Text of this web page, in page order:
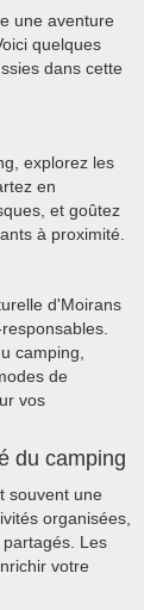
une aventure
quelques
dans cette
explorez les
en
et goûtez
à proximité.
d'Moirans
camping,
de
vos
du camping
souvent une
organisées,
Les
votre